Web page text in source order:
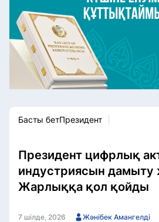
Елорда жаңалықтары
Көзқарас
Саясат
Видео
Әлеумет
Экономика
Спорт
Мәдениет
Басты бетПрезидент
Президент цифрлық
индустриясын дамыту
Жарлыққа қол қойды
7 шілде, 2026 Жәнібек Амангелді